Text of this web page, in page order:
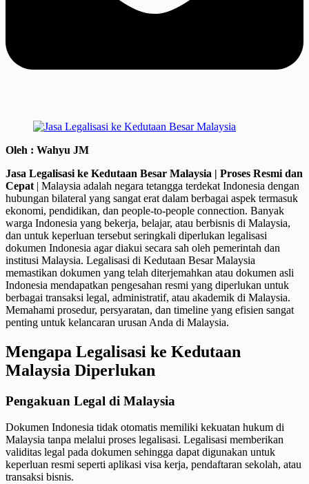
Oleh : Wahyu JM
Jasa Legalisasi ke Kedutaan Besar Malaysia | Proses Resmi dan
Cepat | Malaysia adalah negara tetangga terdekat Indonesia dengan
hubungan bilateral yang sangat erat dalam berbagai aspek termasuk
ekonomi, pendidikan, dan people-to-people connection. Banyak
warga Indonesia yang bekerja, belajar, atau berbisnis di Malaysia,
dan untuk keperluan tersebut seringkali diperlukan legalisasi
dokumen Indonesia agar diakui secara sah oleh pemerintah dan
institusi Malaysia. Legalisasi di Kedutaan Besar Malaysia
memastikan dokumen yang telah diterjemahkan atau dokumen asli
Indonesia mendapatkan pengesahan resmi yang diperlukan untuk
berbagai transaksi legal, administratif, atau akademik di Malaysia.
Memahami prosedur, persyaratan, dan timeline yang efisien sangat
penting untuk kelancaran urusan Anda di Malaysia.
Mengapa Legalisasi ke Kedutaan
Malaysia Diperlukan
Pengakuan Legal di Malaysia
Dokumen Indonesia tidak otomatis memiliki kekuatan hukum di
Malaysia tanpa melalui proses legalisasi. Legalisasi memberikan
validitas legal pada dokumen sehingga dapat digunakan untuk
keperluan resmi seperti aplikasi visa kerja, pendaftaran sekolah, atau
transaksi bisnis.